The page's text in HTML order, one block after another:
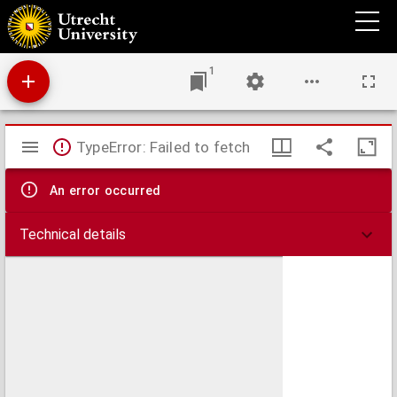
Gemeente van Bennekom! : [een woord aan de gemeente van Bennekom over de
openbare school te Bennekom]
1
Mirador
viewer
TypeError: Failed to fetch
An error occurred
Technical details